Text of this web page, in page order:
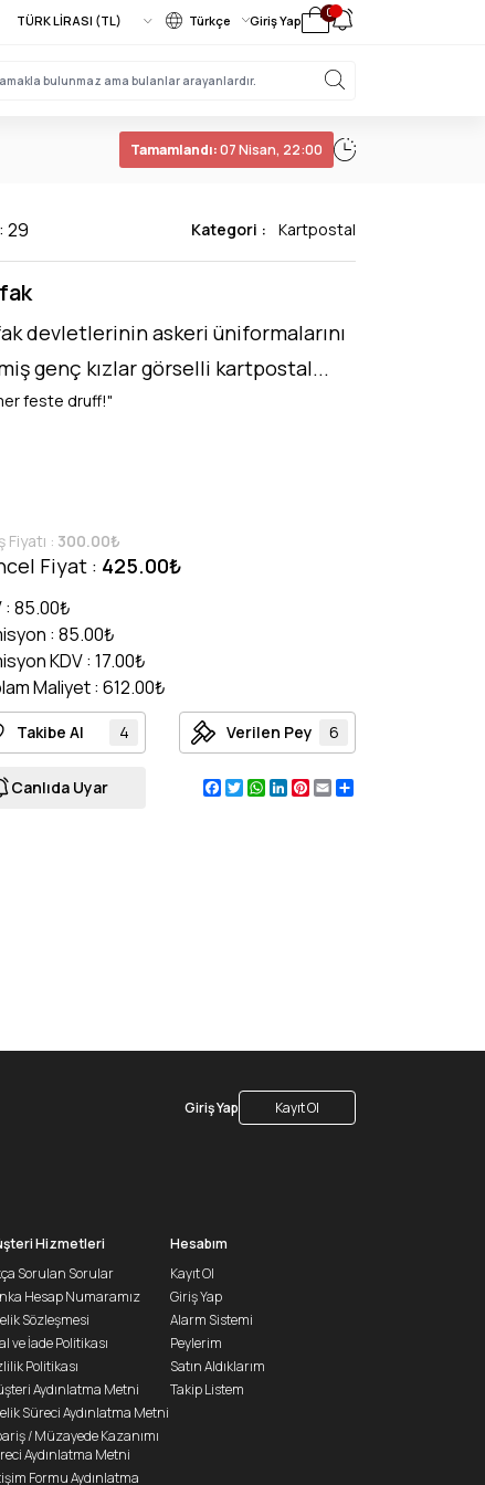
Türkçe Giriş Yap 0
Tamamlandı:07 Nisan, 22:00
29 Kategori : Kartpostal
devletlerinin askeri üniformalarını
genç kızlar görselli kartpostal...
feste druff!"
Fiyatı : 300.00₺
Fiyat : 425.00₺
: 85.00₺
: 85.00₺
KDV : 17.00₺
Maliyet : 612.00₺
Takibe Al 4 Verilen Pey 6
Canlıda Uyar Facebook
Twitter
WhatsApp
LinkedIn
Pinterest
Email
Giriş Yap Kayıt Ol
Hizmetleri
Sorulan Sorular
Hesap Numaramız
Sözleşmesi
ve İade Politikası
Politikası
Aydınlatma Metni
Süreci Aydınlatma Metni
/ Müzayede Kazanımı
Aydınlatma Metni
Formu Aydınlatma
Hesabım
Kayıt Ol
Giriş Yap
Alarm Sistemi
Peylerim
Satın Aldıklarım
Takip Listem